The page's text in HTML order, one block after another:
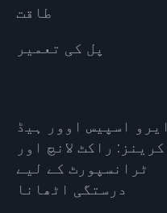
طاقت
پل کی تعمیر
ایرو اسپیس اوور ہیڈ
کرینز: راکٹ لانچ اور
ٹرانسپورٹ کے لیے
درستگی اٹھانا